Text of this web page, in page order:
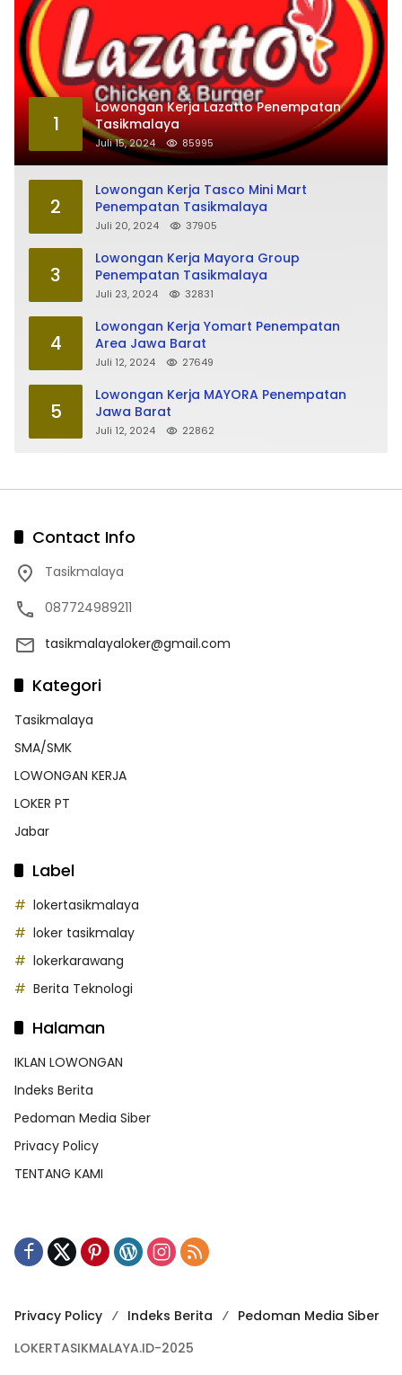
1
Lowongan Kerja Lazatto Penempatan
Tasikmalaya
Juli 15, 2024 85995
2
Lowongan Kerja Tasco Mini Mart
Penempatan Tasikmalaya
Juli 20, 2024 37905
3
Lowongan Kerja Mayora Group
Penempatan Tasikmalaya
Juli 23, 2024 32831
4
Lowongan Kerja Yomart Penempatan
Area Jawa Barat
Juli 12, 2024 27649
5
Lowongan Kerja MAYORA Penempatan
Jawa Barat
Juli 12, 2024 22862
Contact Info
Tasikmalaya
087724989211
tasikmalayaloker@gmail.com
Kategori
Tasikmalaya
SMA/SMK
LOWONGAN KERJA
LOKER PT
Jabar
Label
lokertasikmalaya
loker tasikmalay
lokerkarawang
Berita Teknologi
Halaman
IKLAN LOWONGAN
Indeks Berita
Pedoman Media Siber
Privacy Policy
TENTANG KAMI
Privacy Policy Indeks Berita
Pedoman Media Siber
LOKERTASIKMALAYA.ID-2025